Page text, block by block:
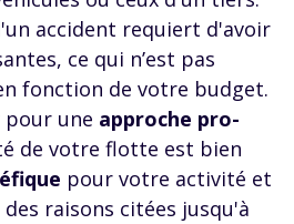
accident requiert d'avoir
ce qui n’est pas
fonction de votre budget.
pour une approche pro-
de votre flotte est bien
pour votre activité et
des raisons citées jusqu'à